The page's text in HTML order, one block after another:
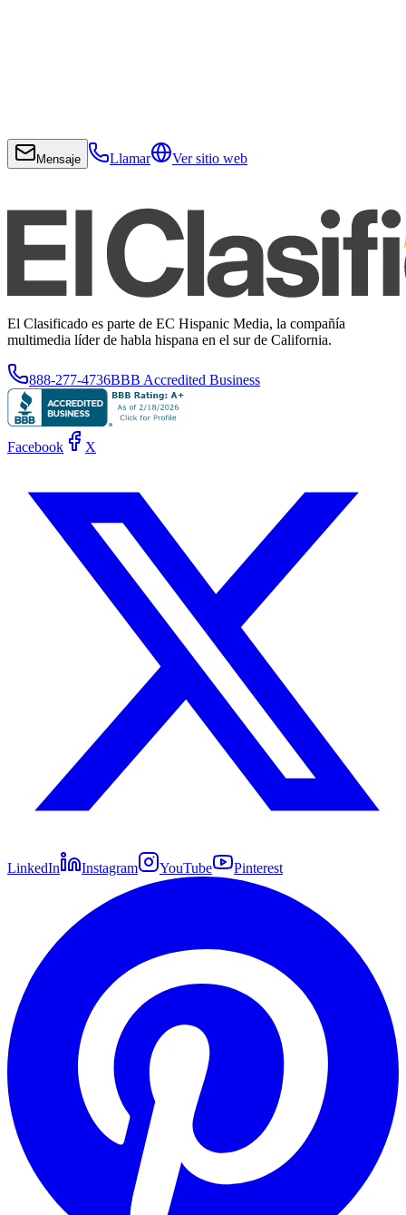
Mensaje Llamar Ver sitio web
El Clasificado es parte de EC Hispanic Media, la compañía
multimedia líder de habla hispana en el sur de California.
888-277-4736BBB Accredited Business
Facebook X
LinkedIn Instagram YouTube Pinterest